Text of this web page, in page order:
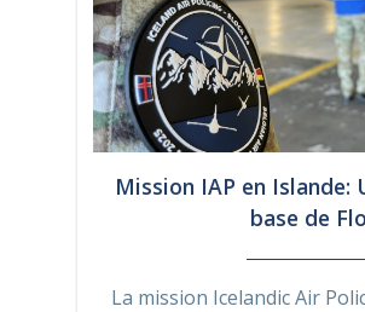
Mission IAP en Islande:
base de
La mission Icelandic Air